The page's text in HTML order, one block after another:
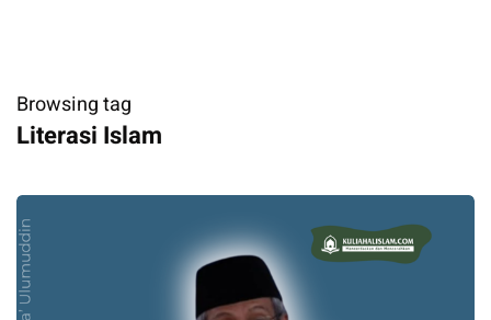
Browsing tag
Literasi Islam